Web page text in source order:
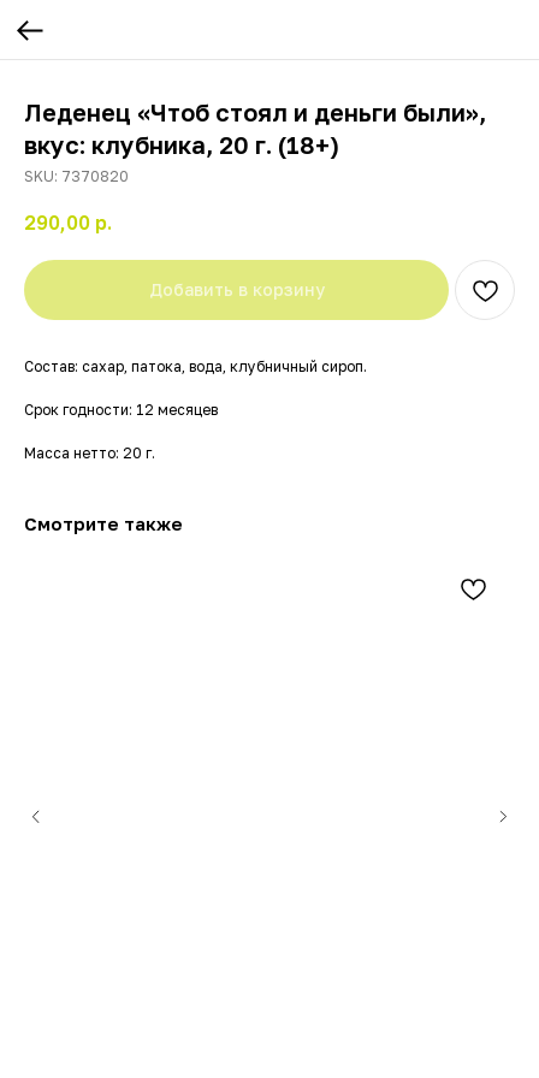
Леденец «Чтоб стоял и деньги были»,
вкус: клубника, 20 г. (18+)
SKU: 7370820
290,00 р.
Добавить в корзину
Состав: сахар, патока, вода, клубничный сироп.
Срок годности: 12 месяцев
Масса нетто: 20 г.
Смотрите также